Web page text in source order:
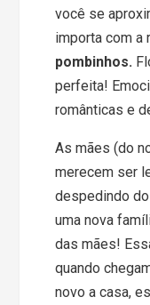
você se
importa com a
pombinhos.
perfeita!
românticas e
As mães (do
merecem ser
despedindo
uma nova
das mães!
quando
novo a casa,